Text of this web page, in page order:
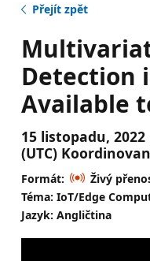
Přejít zpět
Detection
Available
15 listopadu,
(UTC)
Formát:
Živý
Téma: IoT/Edge
Jazyk: Angličtina